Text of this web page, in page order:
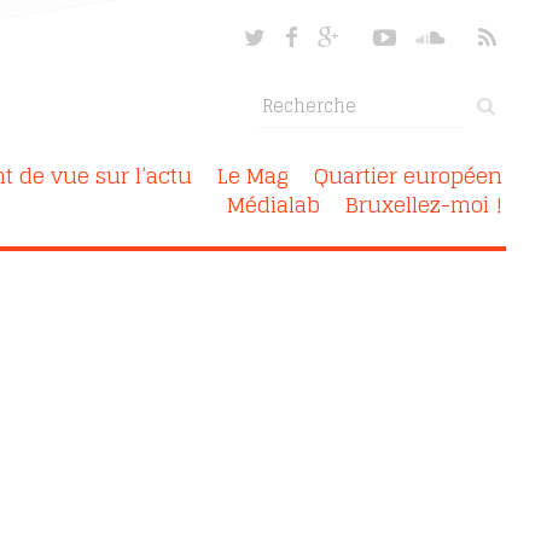
de vue sur l’actu Le Mag Quartier européen
Médialab Bruxellez-moi !